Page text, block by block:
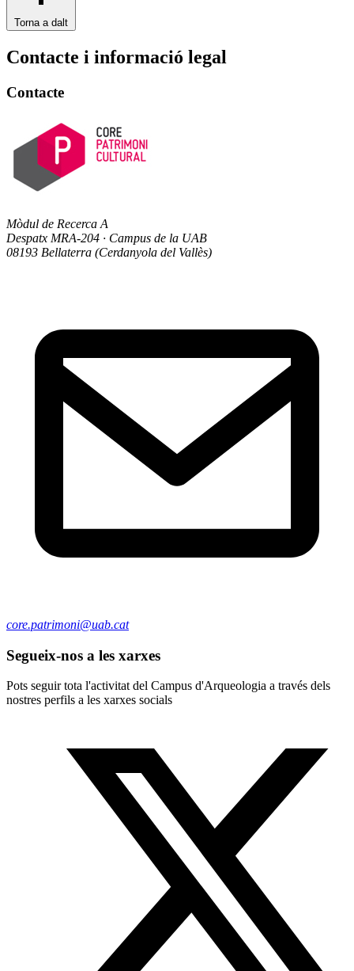
Torna a dalt
Contacte i informació legal
Contacte
Mòdul de Recerca A
Despatx MRA-204 · Campus de la UAB
08193 Bellaterra (Cerdanyola del Vallès)
core.patrimoni@uab.cat
Segueix-nos a les xarxes
Pots seguir tota l'activitat del Campus d'Arqueologia a través dels
nostres perfils a les xarxes socials